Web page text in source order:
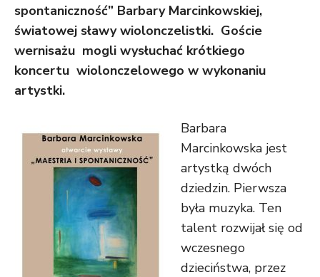
spontaniczność” Barbary Marcinkowskiej,
światowej sławy wiolonczelistki. Goście
wernisażu mogli wysłuchać krótkiego
koncertu wiolonczelowego w wykonaniu
artystki.
Barbara
Marcinkowska jest
artystką dwóch
dziedzin. Pierwsza
była muzyka. Ten
talent rozwijał się od
wczesnego
dzieciństwa, przez